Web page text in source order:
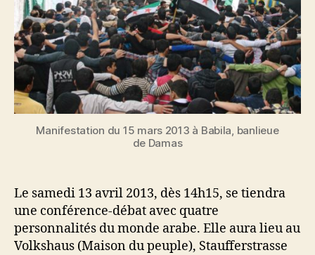
Manifestation du 15 mars 2013 à Babila, banlieue
de Damas
Le samedi 13 avril 2013, dès 14h15, se tiendra
une conférence-débat avec quatre
personnalités du monde arabe. Elle aura lieu au
Volkshaus (Maison du peuple), Staufferstrasse